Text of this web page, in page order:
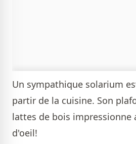
Un sympathique solarium
partir de la cuisine. Son
lattes de bois impressionne
d'oeil!